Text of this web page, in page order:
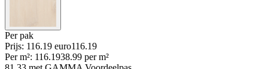
Per pak
Prijs: 116.19 euro116.19
Per m²: 116.1938.99 per m²